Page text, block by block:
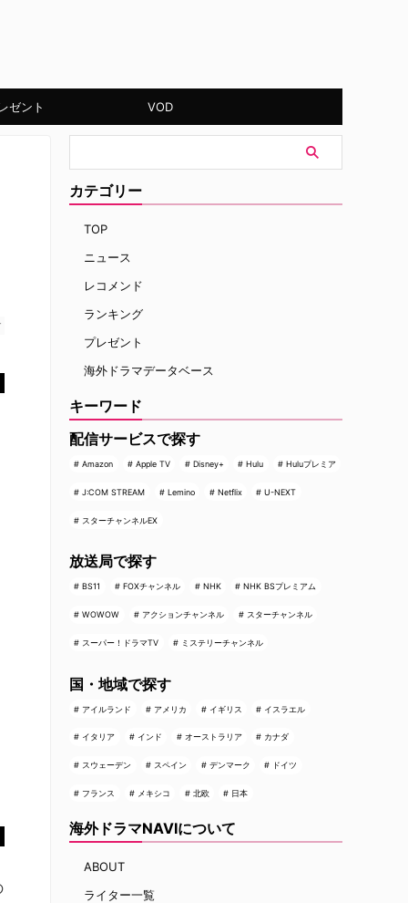
ゼント VOD
カテゴリー
TOP
ニュース
レコメンド
ランキング
プレゼント
海外ドラマデータベース
キーワード
配信サービスで探す
Amazon Apple TV Disney+ Hulu Huluプレミア
J:COM STREAM Lemino Netflix U-NEXT
スターチャンネルEX
放送局で探す
BS11 FOXチャンネル NHK NHK BSプレミアム
WOWOW アクションチャンネル スターチャンネル
スーパー！ドラマTV ミステリーチャンネル
国・地域で探す
アイルランド アメリカ イギリス イスラエル
イタリア インド オーストラリア カナダ
スウェーデン スペイン デンマーク ドイツ
フランス メキシコ 北欧 日本
海外ドラマNAVIについて
ABOUT
ライター一覧